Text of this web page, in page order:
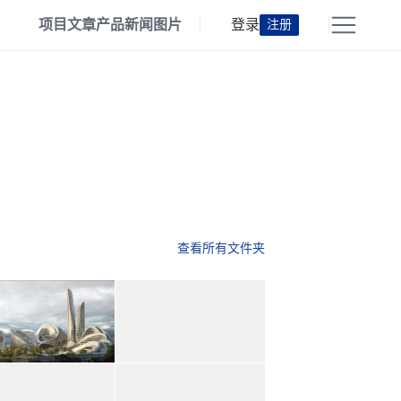
项目文章产品新闻 图片 登录 注册
查看所有文件夹